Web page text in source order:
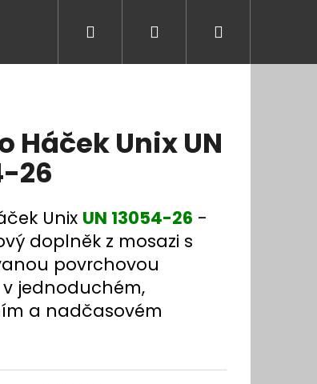
a zárubně Kontakt Blog
Přihlášení
Háček Unix UN
26
Unix UN 13054-26 -
doplněk z mosazi s
povrchovou
jednoduchém,
a nadčasovém